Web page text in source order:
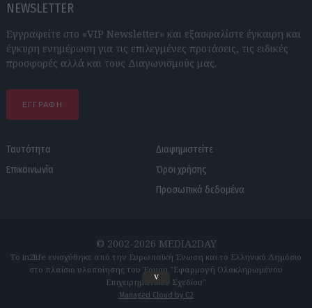
NEWSLETTER
Εγγραφείτε στο «VIP Newsletter» και εξασφαλίστε έγκαιρη και
έγκυρη ενημέρωση για τις επιλεγμένες προτάσεις, τις ειδικές
προσφορές αλλά και τους Διαγωνισμούς μας.
ΕΓΓΡΑΦΗ
Ταυτότητα
Επικοινωνία
Διαφημιστείτε
Όροι χρήσης
Προσωπικά δεδομένα
© 2002-2026 MEDIA2DAY
Το in2life ενισχύθηκε από την Ευρωπαϊκή Ένωση και το Ελληνικό Δημόσιο
στο πλαίσιο υλοποίησης του Έργου "Εφαρμογή Ολοκληρωμένου
Επιχειρηματικού Σχεδίου"
Managed Cloud by C2
v